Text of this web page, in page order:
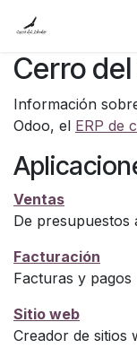
Cerro
Información
Odoo, el ERP de
Ventas
De presupuestos
Facturación
Facturas y pagos
Sitio web
Creador de sitios